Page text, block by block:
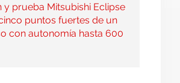
y prueba Mitsubishi Eclipse
puntos fuertes de un
con autonomía hasta 600